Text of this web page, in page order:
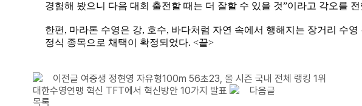
경험해 봤으니 다음 대회 출전할 때는 더 잘할 수 있을 것”이라고 각오를
한편 , 마라톤 수영은 강, 호수, 바다처럼 자연 속에서 행해지는 장거리 수영
정식 종목으로 채택이 확정되었다. <끝>
이전글 여중생 정현영 자유형100m 56초23, 올 시즌 국내 전체 랭킹 1위
대한수영연맹 혁신 TFT에서 혁신방안 10가지 발표
다음글
목록